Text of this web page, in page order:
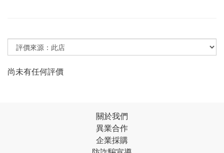
尚未有任何評價
關於我們
異業合作
企業採購